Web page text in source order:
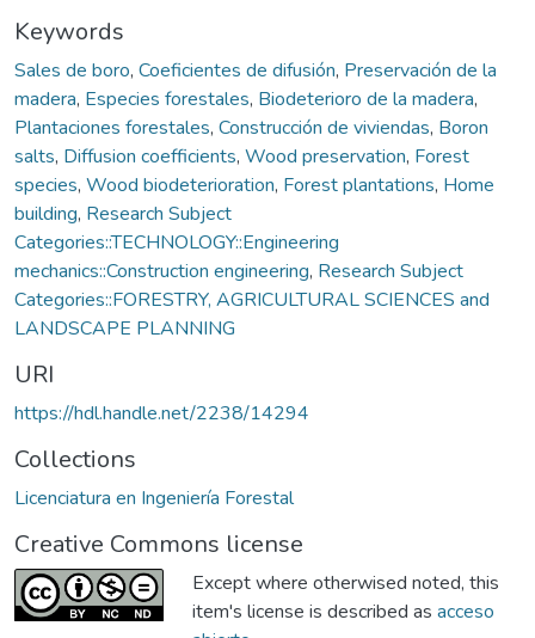
Keywords
Sales de boro, Coeficientes de difusión, Preservación de la
madera, Especies forestales, Biodeterioro de la madera,
Plantaciones forestales, Construcción de viviendas, Boron
salts, Diffusion coefficients, Wood preservation, Forest
species, Wood biodeterioration, Forest plantations, Home
building, Research Subject
Categories::TECHNOLOGY::Engineering
mechanics::Construction engineering, Research Subject
Categories::FORESTRY, AGRICULTURAL SCIENCES and
LANDSCAPE PLANNING
URI
https://hdl.handle.net/2238/14294
Collections
Licenciatura en Ingeniería Forestal
Creative Commons license
Except where otherwised noted, this
item's license is described as acceso